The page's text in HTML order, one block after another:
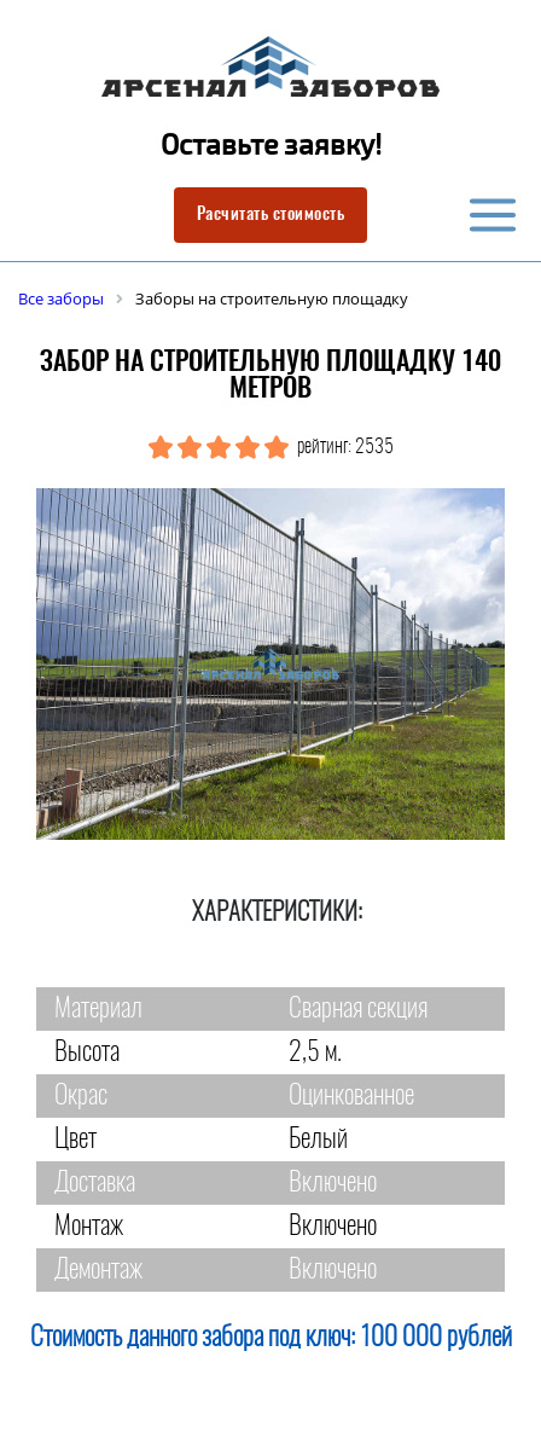
Оставьте заявку!
Расчитать стоимость
Все заборы Заборы на строительную площадку
ЗАБОР НА СТРОИТЕЛЬНУЮ ПЛОЩАДКУ 140
МЕТРОВ
рейтинг: 2535
ХАРАКТЕРИСТИКИ:
Материал
Сварная секция
Высота
2,5 м.
Окрас
Оцинкованное
Цвет
Белый
Доставка
Включено
Монтаж
Включено
Демонтаж
Включено
Стоимость данного забора под ключ: 100 000 рублей